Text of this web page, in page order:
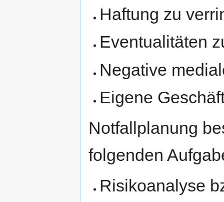
Haftung zu
Eventualitäten
Negative
Eigene
Notfallplanung
folgenden
Risikoanalyse